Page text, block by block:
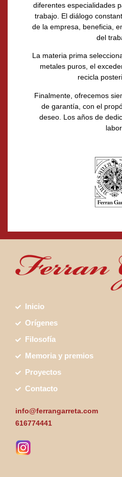
diferentes especialidades
trabajo. El diálogo
de la empresa, beneficia,
del
La materia prima
metales puros, el
recicla
Finalmente, ofrecemos
de garantía, con el
deseo. Los años de
labor.
Inicio
Orígenes
Filosofía
Memoria y premios
Proyectos
Contacto
info@ferrangarreta.com
616774441